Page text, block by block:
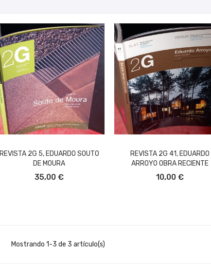
REVISTA 2G 5, EDUARDO SOUTO
DE MOURA
35,00 €
REVISTA 2G 41, EDUARDO
ARROYO OBRA RECIENTE
10,00 €
Mostrando 1-3 de 3 artículo(s)